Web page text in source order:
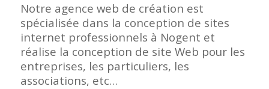
Notre agence web de création est
spécialisée dans la conception de sites
internet professionnels à Nogent et
réalise la conception de site Web pour les
entreprises, les particuliers, les
associations, etc…